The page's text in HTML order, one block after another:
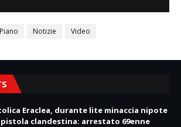
Notizie Video
Eraclea, durante lite minaccia nipote
clandestina: arrestato 69enne